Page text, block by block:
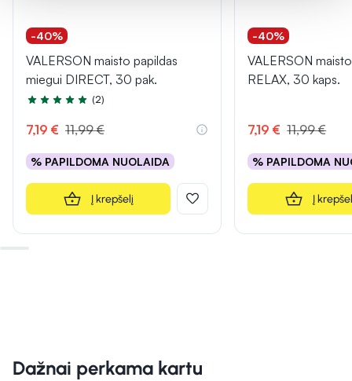
-40%
VALERSON maisto papildas
miegui DIRECT, 30 pak.
Įvertinimas 5.0 iš 5
(2)
7,19 € 11,99 €
% PAPILDOMA NUOLAIDA
Į krepšelį
-40%
VALERSON
RELAX, 30 kaps.
7,19 € 11,99 €
% PAPILDOMA
Į
Dažnai perkama kartu